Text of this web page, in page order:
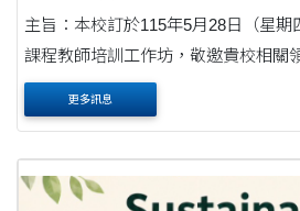
主旨：本校訂於115年5月28日（星
課程教師培訓工作坊，敬邀貴校相關
加，請查照。公文 說明： 一、為提升
廣度，並促進校際EMI教學交流，本
更多訊息